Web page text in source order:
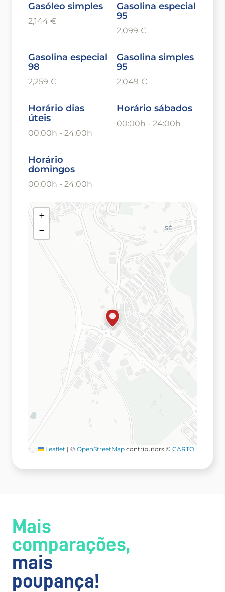
Gasóleo simples
2,144 €
Gasolina especial
95
2,099 €
Gasolina especial
98
2,259 €
Gasolina simples
95
2,049 €
Horário dias
úteis
00:00h - 24:00h
Horário sábados
00:00h - 24:00h
Horário
domingos
00:00h - 24:00h
+
−
Leaflet | © OpenStreetMap contributors © CARTO
Mais
comparações,
mais
poupança!